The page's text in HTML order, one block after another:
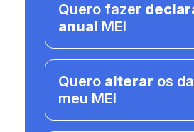
Quero fazer
anual MEI
Quero alterar os
meu MEI